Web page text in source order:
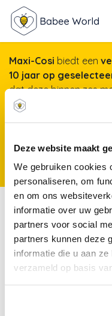
Deze website maakt
We gebruiken cookies
personaliseren, om
en om ons
informatie over uw
partners voor social
partners kunnen deze
informatie die u aan
verzameld op basis
Maxi-Cosi biedt een
10 jaar op
dat deze binnen zes
geregistreerd op
verlengde garantie.
Kousen